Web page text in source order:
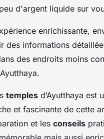
d'argent liquide sur
enrichissante,
des informations
des endroits moins
temples d’Ayutthaya est
et fascinante de cette
et les conseils